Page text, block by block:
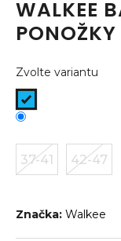
WALKEE
Zvolte variantu
37-41 42-47
Značka: Walkee
a
j
í
t
?